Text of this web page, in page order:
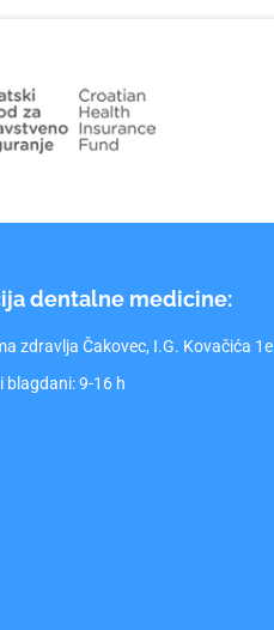
dentalne medicine:
zdravlja Čakovec, I.G. Kovačića 1e
blagdani: 9-16 h